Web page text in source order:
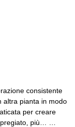
consistente
altra pianta in modo
per creare
pregiato, più… …